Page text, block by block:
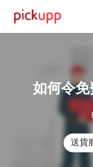
如何令
送貨